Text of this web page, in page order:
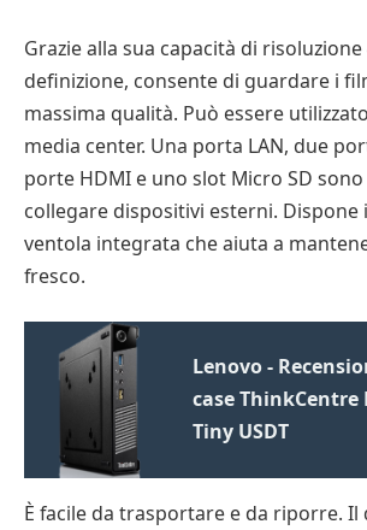
Grazie alla sua capacità di
definizione, consente di guardare i
massima qualità. Può essere
media center. Una porta LAN, due
porte HDMI e uno slot Micro SD
collegare dispositivi esterni. Dispone
ventola integrata che aiuta a
fresco.
Lenovo -
case ThinkCentre
Tiny USDT
È facile da trasportare e da riporre. Il